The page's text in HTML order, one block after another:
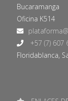
Bucaramanga
Oficina K514
+57 (7) 607
Floridablanca,